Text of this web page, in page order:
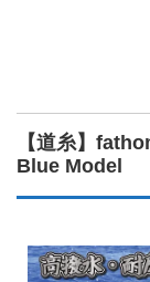
【道糸】
Blue Model